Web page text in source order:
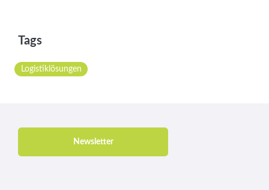
Tags
Logistiklösungen
Newsletter